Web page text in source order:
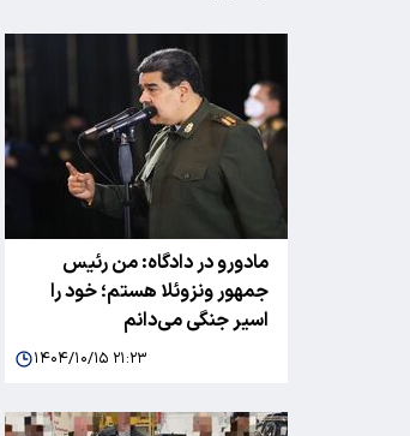
مادورو در دادگاه: من رئیس
جمهور ونزوئلا هستم؛ خود را
اسیر جنگی می‌دانم
۱۴۰۴/۱۰/۱۵ ۲۱:۲۳